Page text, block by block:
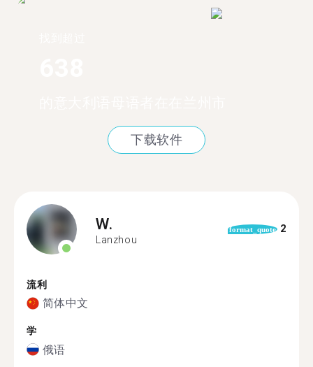
下载软件
W.
Lanzhou
format_quote 2
流利
简体中文
学
俄语